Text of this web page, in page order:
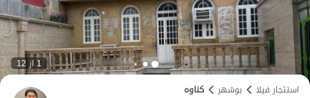
1 از 12
استئجار فيلا
بوشهر کناوه